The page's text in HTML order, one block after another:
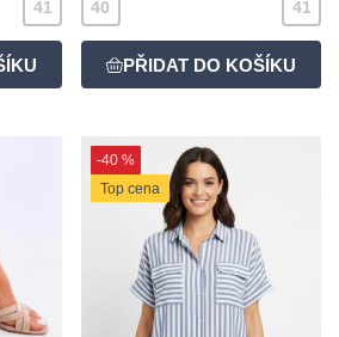
41 40 41
-40 %
Top cena